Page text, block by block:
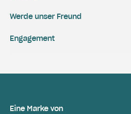
Engagement
Werde unser Freund
Eine Marke von